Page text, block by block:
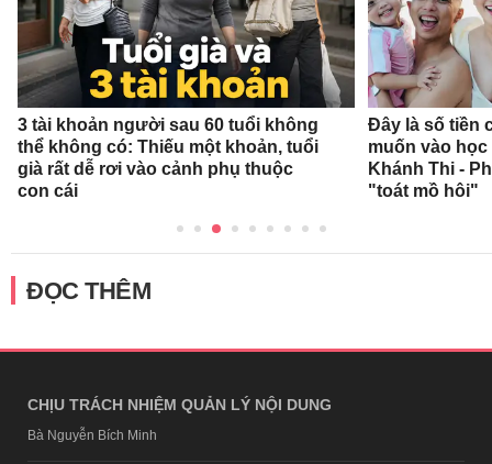
3 tài khoản người sau 60 tuổi không
thể không có: Thiếu một khoản, tuổi
già rất dễ rơi vào cảnh phụ thuộc
con cái
Đây là số tiền
muốn vào
Khánh Thi -
"toát mồ hôi"
ĐỌC THÊM
CHỊU TRÁCH NHIỆM QUẢN LÝ NỘI DUNG
Bà Nguyễn Bích Minh